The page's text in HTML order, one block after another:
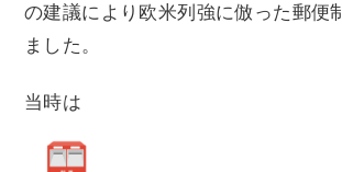
の建議により欧米列強に倣った郵便
ました。
当時は